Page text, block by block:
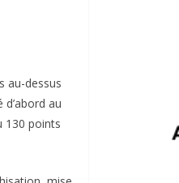
au-dessus
au
130 points